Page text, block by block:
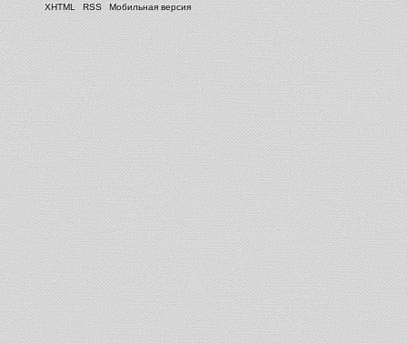
XHTML
RSS Мобильная версия